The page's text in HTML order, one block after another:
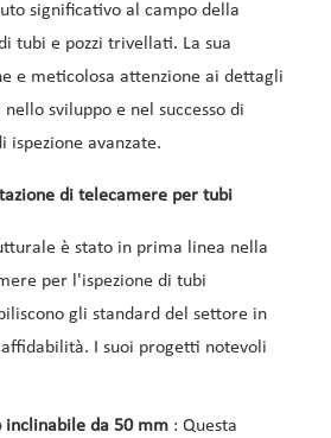
significativo al campo della
tubi e pozzi trivellati. La sua
e meticolosa attenzione ai dettagli
sviluppo e nel successo di
ispezione avanzate.
di telecamere per tubi
è stato in prima linea nella
per l'ispezione di tubi
gli standard del settore in
I suoi progetti notevoli
inclinabile da 50 mm : Questa